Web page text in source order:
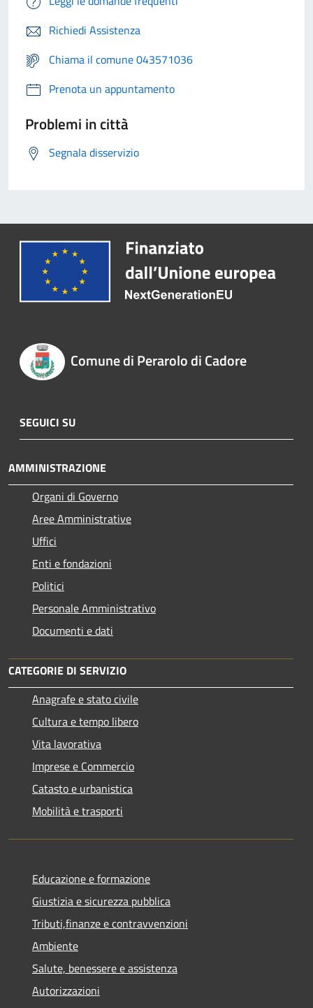
Richiedi Assistenza
Chiama il comune 043571036
Prenota un appuntamento
Problemi in città
Segnala disservizio
Comune di Perarolo di Cadore
SEGUICI SU
AMMINISTRAZIONE
Organi di Governo
Aree Amministrative
Uffici
Enti e fondazioni
Politici
Personale Amministrativo
Documenti e dati
CATEGORIE DI SERVIZIO
Anagrafe e stato civile
Cultura e tempo libero
Vita lavorativa
Imprese e Commercio
Catasto e urbanistica
Mobilità e trasporti
Educazione e formazione
Giustizia e sicurezza pubblica
Tributi,finanze e contravvenzioni
Ambiente
Salute, benessere e assistenza
Autorizzazioni